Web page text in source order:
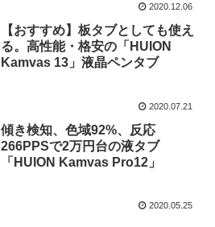
2020.12.06
【おすすめ】板タブとしても使え
る。高性能・格安の「HUION
Kamvas 13」液晶ペンタブ
2020.07.21
傾き検知、色域92%、反応
266PPSで2万円台の液タブ
「HUION Kamvas Pro12」
2020.05.25